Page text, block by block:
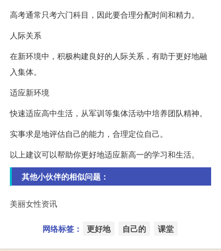
高考通常只考六门科目，因此要合理分配时间和精力。
人际关系
在新环境中，积极构建良好的人际关系，有助于更好地融
入集体。
适应新环境
快速适应高中生活，从军训等集体活动中培养团队精神。
实事求是地评估自己的能力，合理定位自己。
以上建议可以帮助你更好地适应新高一的学习和生活。
其他小伙伴的相似问题：
美丽女性资讯
网络标签： 更好地 自己的 课堂